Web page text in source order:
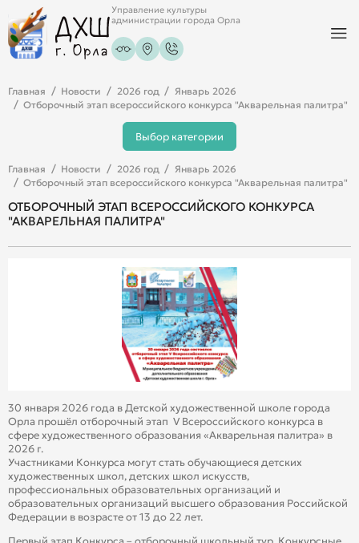
Управление культуры
администрации города Орла
Главная Новости 2026 год
Январь 2026
Отборочный этап всероссийского конкурса "Акварельная палитра"
Выбор категории
Главная Новости 2026 год
Январь 2026
Отборочный этап всероссийского конкурса "Акварельная палитра"
ОТБОРОЧНЫЙ ЭТАП ВСЕРОССИЙСКОГО КОНКУРСА
"АКВАРЕЛЬНАЯ ПАЛИТРА"
30 января 2026 года в Детской художественной школе города
Орла прошёл отборочный этап V Всероссийского конкурса в
сфере художественного образования «Акварельная палитра» в
2026 г.
Участниками Конкурса могут стать обучающиеся детских
художественных школ, детских школ искусств,
профессиональных образовательных организаций и
образовательных организаций высшего образования Российской
Федерации в возрасте от 13 до 22 лет.